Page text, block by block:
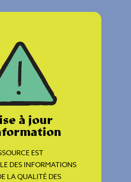
à jour
EST
DES INFORMATIONS
LA QUALITÉ DES